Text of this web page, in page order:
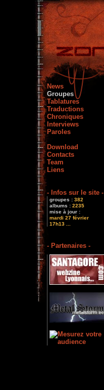
News
Groupes
Tablatures
Traductions
Chroniques
Interviews
Paroles
Download
Contacts
Team
Liens
- Infos sur le site -
groupes : 382
albums : 2235
mise à jour :
mardi 27 février
17h13 ...
- Partenaires -